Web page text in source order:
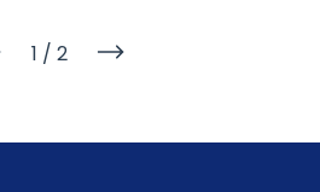
1 / 2